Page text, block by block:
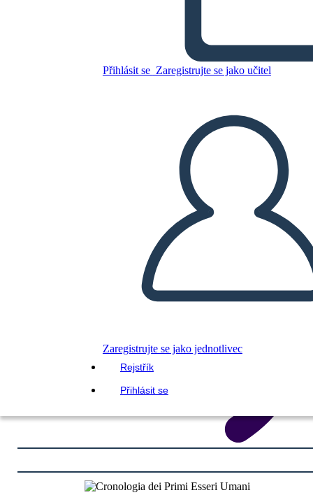
Přihlásit se Zaregistrujte se jako učitel
Zaregistrujte se jako jednotlivec
Rejstřík
Přihlásit se
PŘEHRÁT PREZENTACI
PŘEČTI MI